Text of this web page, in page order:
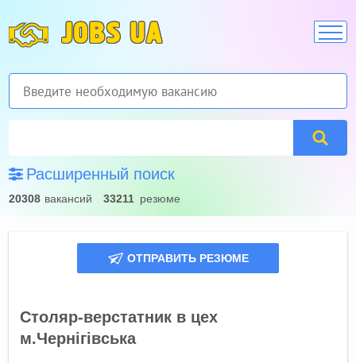
JOBS UA
Расширенный поиск
20308 вакансий 33211 резюме
ОТПРАВИТЬ РЕЗЮМЕ
Столяр-верстатник в цех
м.Чернігівська